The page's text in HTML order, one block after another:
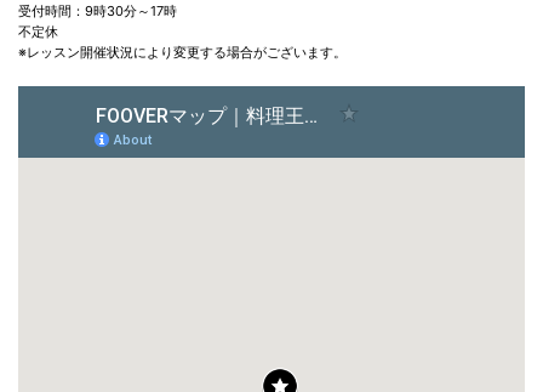
受付時間：9時30分～17時
不定休
※レッスン開催状況により変更する場合がございます。